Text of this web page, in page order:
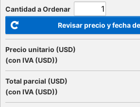
Cantidad a Ordenar
Revisar precio y fecha
Precio unitario (USD)
(con IVA (USD))
Total parcial (USD)
(con IVA (USD))